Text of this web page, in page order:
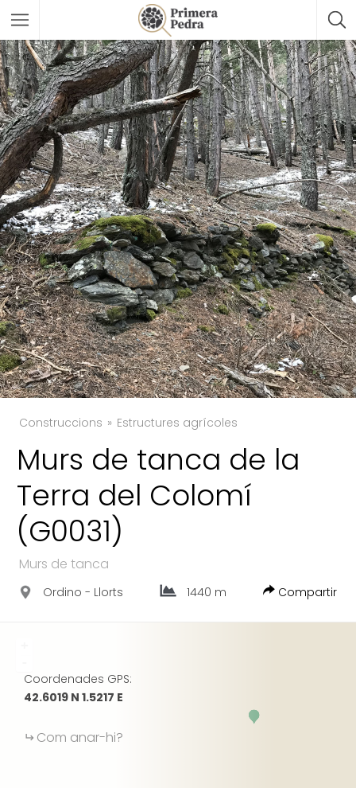
Construccions Estructures agrícoles
Murs de tanca de la
Terra del Colomí
(G0031)
Murs de tanca
Ordino - Llorts 1440 m Compartir
Coordenades GPS:
42.6019 N 1.5217 E
Com anar-hi?